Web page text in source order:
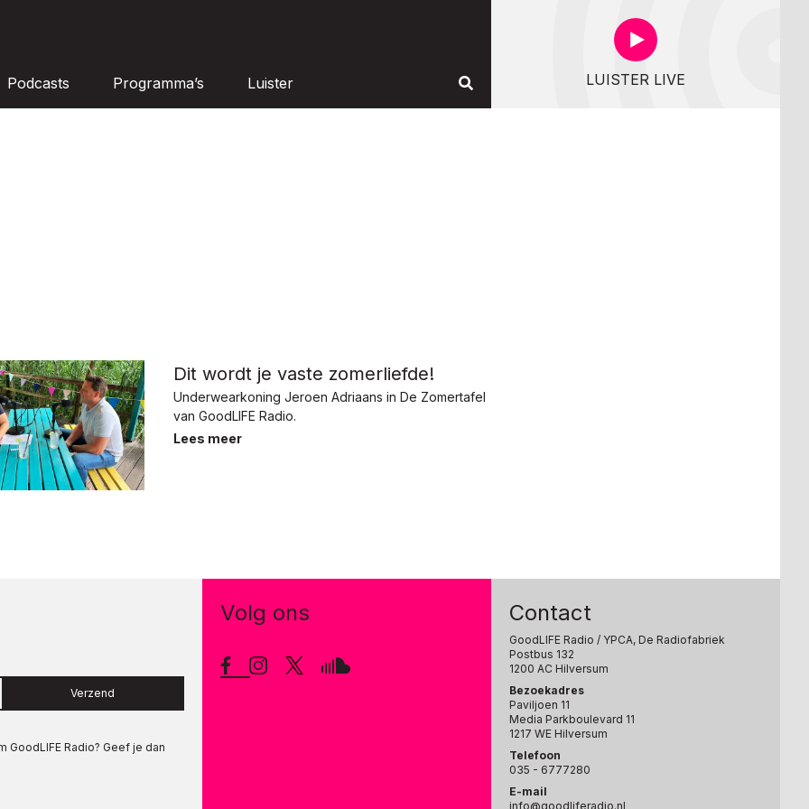
Podcasts Programma’s Luister LUISTER LIVE
Dit wordt je vaste zomerliefde!
Underwearkoning Jeroen Adriaans in De Zomertafel
van GoodLIFE Radio.
Lees meer
Verzend
GoodLIFE Radio? Geef je dan
Volg ons Contact
GoodLIFE Radio / YPCA, De Radiofabriek
Postbus 132
1200 AC Hilversum
Bezoekadres
Paviljoen 11
Media Parkboulevard 11
1217 WE Hilversum
Telefoon
035 - 6777280
E-mail
info@goodliferadio.nl